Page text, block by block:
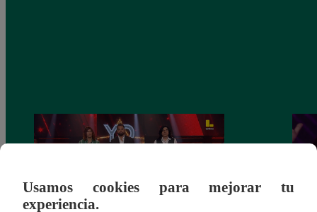
Usamos cookies para mejorar tu
experiencia.